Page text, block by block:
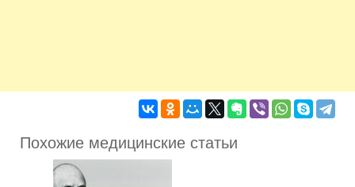
Похожие медицинские статьи